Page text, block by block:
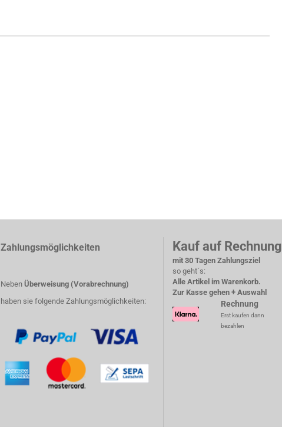
Zahlungsmöglichkeiten
NebenÜberweisung (Vorabrechnung)
haben sie folgende Zahlungsmöglichkeiten:
Kauf auf Rechnung
mit 30 Tagen Zahlungsziel
so geht´s:
Alle Artikel im Warenkorb.
Zur Kasse gehen + Auswahl
Rechnung
Erst kaufen dann
bezahlen